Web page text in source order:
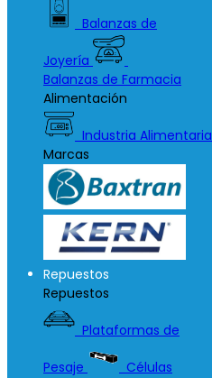
Balanzas de
Joyería
Balanzas de Farmacia
Alimentación
Industria Alimentaria
Marcas
Repuestos
Repuestos
Plataformas de
Pesaje Células